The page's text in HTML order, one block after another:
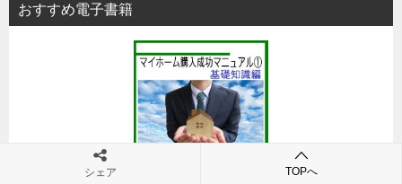
おすすめ電子書籍
シェア TOPへ